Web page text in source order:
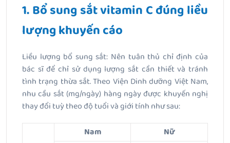
1. Bổ sung sắt vitamin C đúng liều
lượng khuyến cáo
Liều lượng bổ sung sắt: Nên tuân thủ chỉ định của
bác sĩ để chỉ sử dụng lượng sắt cần thiết và tránh
tình trạng thừa sắt. Theo Viện Dinh dưỡng Việt Nam,
nhu cầu sắt (mg/ngày) hàng ngày được khuyến nghị
thay đổi tuỳ theo độ tuổi và giới tính như sau:
Nam
Nữ